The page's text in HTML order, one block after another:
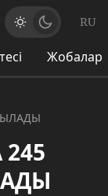
RU
Жобалар